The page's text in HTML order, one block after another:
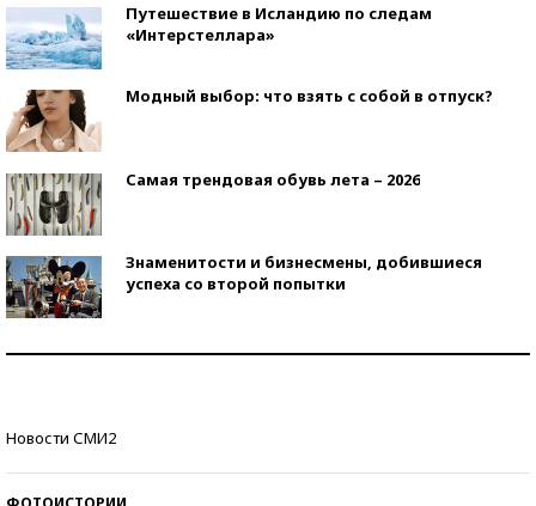
Путешествие в Исландию по следам
«Интерстеллара»
Модный выбор: что взять с собой в отпуск?
Самая трендовая обувь лета – 2026
Знаменитости и бизнесмены, добившиеся
успеха со второй попытки
Новости СМИ2